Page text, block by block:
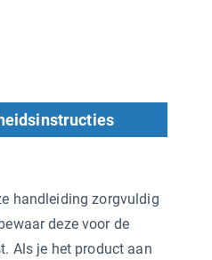
handleiding zorgvuldig
deze voor de
Als je het product aan